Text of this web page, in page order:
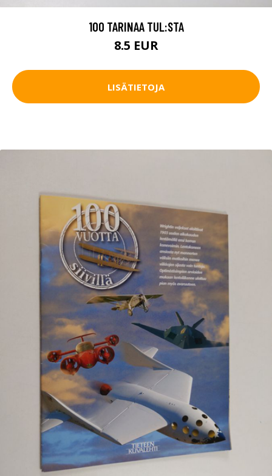
100 TARINAA TUL:STA
8.5 EUR
LISÄTIETOJA